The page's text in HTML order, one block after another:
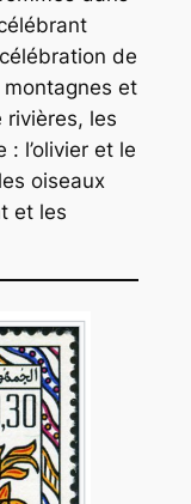
de
et
rivières, les
: l’olivier et le
oiseaux
et les